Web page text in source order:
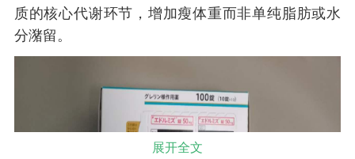
质的核心代谢环节，增加瘦体重而非单纯脂肪或水
分潴留。
展开全文